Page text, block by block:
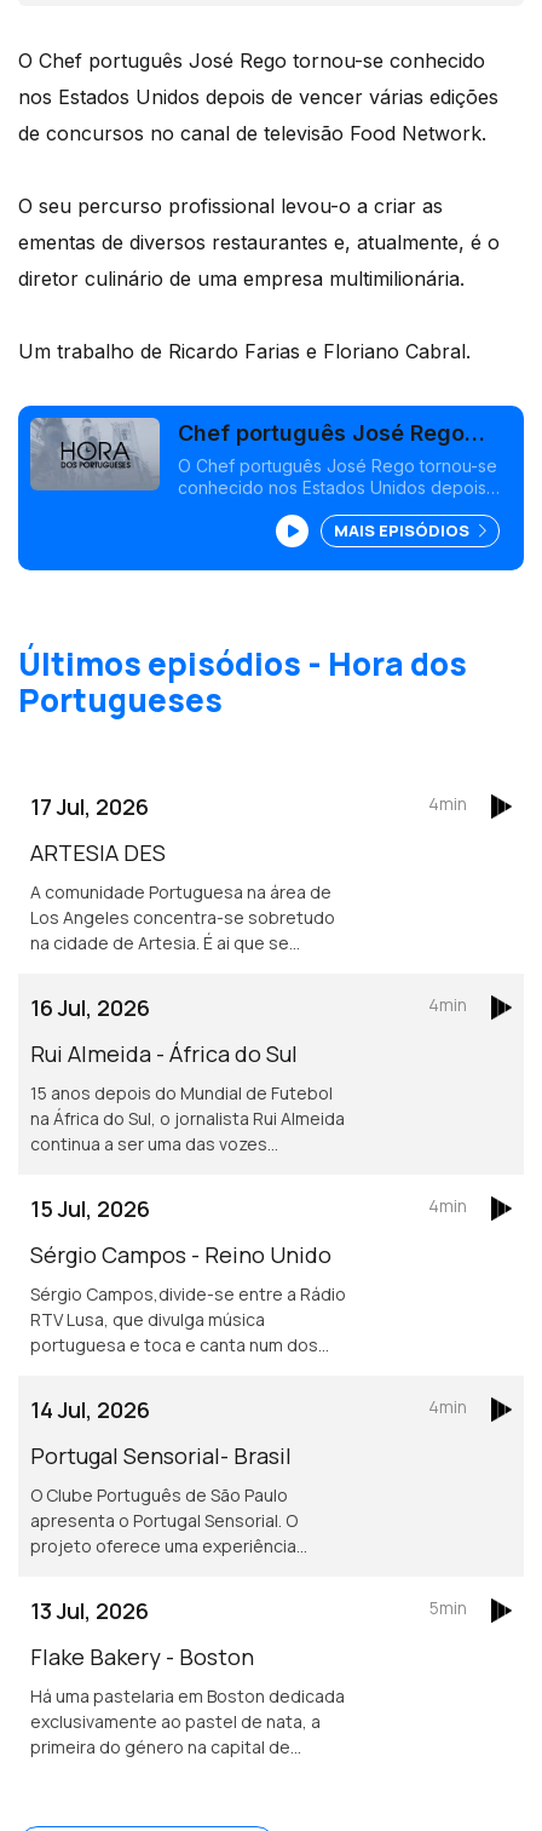
O Chef português José Rego tornou-se conhecido
nos Estados Unidos depois de vencer várias edições
de concursos no canal de televisão Food Network.
O seu percurso profissional levou-o a criar as
ementas de diversos restaurantes e, atualmente, é o
diretor culinário de uma empresa multimilionária.
Um trabalho de Ricardo Farias e Floriano Cabral.
Chef português José Rego
distinguido nos EUA
O Chef português José Rego tornou-se
conhecido nos Estados Unidos depois
no canal de televisão Food Network.
MAIS EPISÓDIOS
Últimos episódios - Hora dos
Portugueses
17 Jul, 2026
ARTESIA DES
A comunidade Portuguesa na área de
Los Angeles concentra-se sobretudo
na cidade de Artesia. É ai que se
Portugueses nos Estados Unidos.
4min
16 Jul, 2026
Rui Almeida - África do Sul
15 anos depois do Mundial de Futebol
na África do Sul, o jornalista Rui Almeida
continua a ser uma das vozes
lusofonia.
4min
15 Jul, 2026
Sérgio Campos - Reino Unido
Sérgio Campos,divide-se entre a Rádio
RTV Lusa, que divulga música
portuguesa e toca e canta num dos
4min
14 Jul, 2026
Portugal Sensorial- Brasil
O Clube Português de São Paulo
apresenta o Portugal Sensorial. O
projeto oferece uma experiência
e um show audiovisual tecnológico.
4min
13 Jul, 2026
Flake Bakery - Boston
Há uma pastelaria em Boston dedicada
exclusivamente ao pastel de nata, a
primeira do género na capital de
5min